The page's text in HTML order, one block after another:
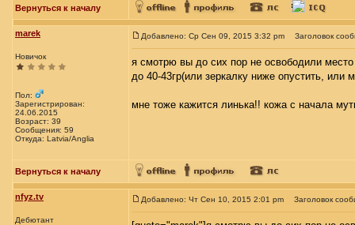
Вернуться к началу
marek
Новичок
Пол:
Зарегистрирован:
24.06.2015
Возраст: 39
Сообщения: 59
Откуда: Latvia/Anglia
Добавлено: Ср Сен 09, 2015 3:32 pm Заголовок
я смотрю вы до сих пор не освободили
до 40-43гр(или зеркалку ниже опустить,
мне тоже кажится линька!! кожа с начала
Вернуться к началу
nfyz.tv
Дебютант
Добавлено: Чт Сен 10, 2015 2:01 pm Заголовок